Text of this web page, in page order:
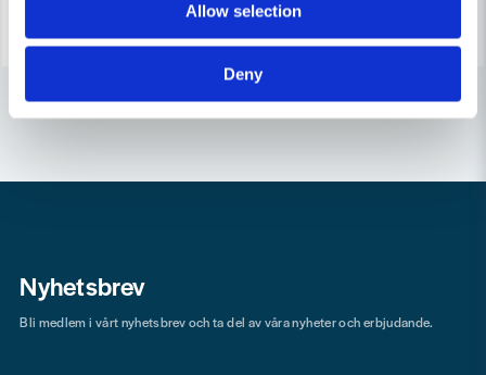
Allow selection
Deny
Nyhetsbrev
Bli medlem i vårt nyhetsbrev och ta del av våra nyheter och erbjudande.